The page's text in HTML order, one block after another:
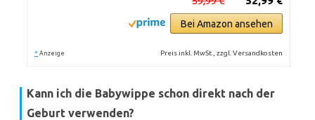
Bei Amazon ansehen
* Anzeige Preis inkl. MwSt., zzgl. Versandkosten
Kann ich die Babywippe schon direkt nach der
Geburt verwenden?